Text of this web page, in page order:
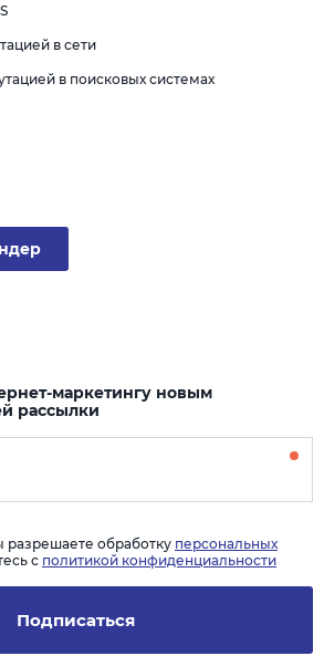
в сети
в поисковых системах
маркетингу новым
рассылки
Подписаться
разрешаете обработку персональных
с политикой конфиденциальности